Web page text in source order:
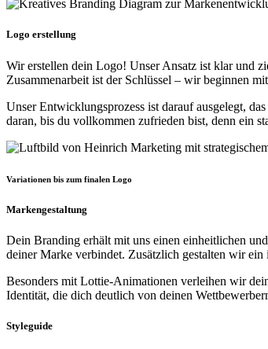
Logo erstellung
Wir erstellen dein Logo! Unser Ansatz ist klar und
Zusammenarbeit ist der Schlüssel – wir beginnen
Unser Entwicklungsprozess ist darauf ausgelegt,
daran, bis du vollkommen zufrieden bist, denn ein
Variationen bis zum finalen Logo
Markengestaltung
Dein Branding erhält mit uns einen einheitlichen
deiner Marke verbindet. Zusätzlich gestalten wir
Besonders mit Lottie-Animationen verleihen wir
Identität, die dich deutlich von deinen
Styleguide